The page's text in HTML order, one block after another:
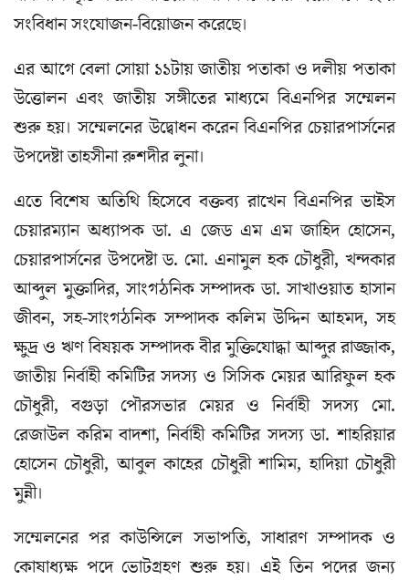
সংবিধান সংযোজন-বিয়োজন করেছে।
এর আগে বেলা সোয়া ১১টায় জাতীয় পতাকা ও দলীয় পতাকা
উত্তোলন এবং জাতীয় সঙ্গীতের মাধ্যমে বিএনপির সম্মেলন
শুরু হয়। সম্মেলনের উদ্বোধন করেন বিএনপির চেয়ারপার্সনের
উপদেষ্টা তাহসীনা রুশদীর লুনা।
এতে বিশেষ অতিথি হিসেবে বক্তব্য রাখেন বিএনপির ভাইস
চেয়ারম্যান অধ্যাপক ডা. এ জেড এম এম জাহিদ হোসেন,
চেয়ারপার্সনের উপদেষ্টা ড. মো. এনামুল হক চৌধুরী, খন্দকার
আব্দুল মুক্তাদির, সাংগঠনিক সম্পাদক ডা. সাখাওয়াত হাসান
জীবন, সহ-সাংগঠনিক সম্পাদক কলিম উদ্দিন আহমদ, সহ
ক্ষুদ্র ও ঋণ বিষয়ক সম্পাদক বীর মুক্তিযোদ্ধা আব্দুর রাজ্জাক,
জাতীয় নির্বাহী কমিটির সদস্য ও সিসিক মেয়র আরিফুল হক
চৌধুরী, বগুড়া পৌরসভার মেয়র ও নির্বাহী সদস্য মো.
রেজাউল করিম বাদশা, নির্বাহী কমিটির সদস্য ডা. শাহরিয়ার
হোসেন চৌধুরী, আবুল কাহের চৌধুরী শামিম, হাদিয়া চৌধুরী
মুন্নী।
সম্মেলনের পর কাউন্সিলে সভাপতি, সাধারণ সম্পাদক ও
কোষাধ্যক্ষ পদে ভোটগ্রহণ শুরু হয়। এই তিন পদের জন্য